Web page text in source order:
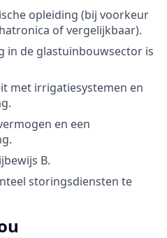
opleiding (bij voorkeur
of vergelijkbaar).
in de glastuinbouwsector is
met irrigatiesystemen en
en een
B.
storingsdiensten te